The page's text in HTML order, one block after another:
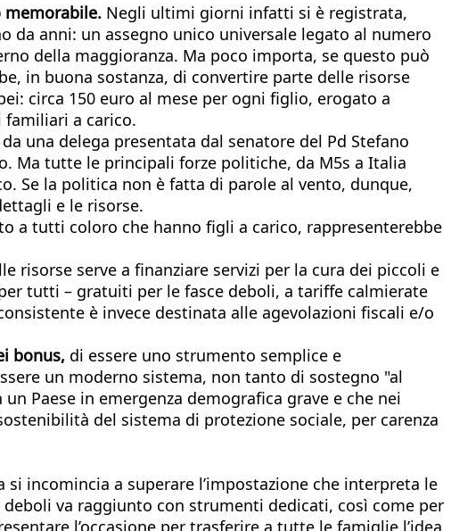
memorabile. Negli ultimi giorni infatti si è registrata,
da anni: un assegno unico universale legato al numero
della maggioranza. Ma poco importa, se questo può
in buona sostanza, di convertire parte delle risorse
circa 150 euro al mese per ogni figlio, erogato a
familiari a carico.
una delega presentata dal senatore del Pd Stefano
Ma tutte le principali forze politiche, da M5s a Italia
Se la politica non è fatta di parole al vento, dunque,
e le risorse.
a tutti coloro che hanno figli a carico, rappresenterebbe
risorse serve a finanziare servizi per la cura dei piccoli e
tutti – gratuiti per le fasce deboli, a tariffe calmierate
è invece destinata alle agevolazioni fiscali e/o
bonus, di essere uno strumento semplice e
un moderno sistema, non tanto di sostegno "al
Paese in emergenza demografica grave e che nei
del sistema di protezione sociale, per carenza
incomincia a superare l’impostazione che interpreta le
va raggiunto con strumenti dedicati, così come per
l’occasione per trasferire a tutte le famiglie l’idea